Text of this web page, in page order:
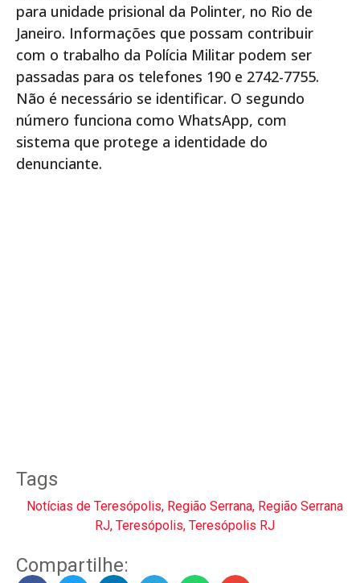
para unidade prisional da Polinter, no Rio de
Janeiro. Informações que possam contribuir
com o trabalho da Polícia Militar podem ser
passadas para os telefones 190 e 2742-7755.
Não é necessário se identificar. O segundo
número funciona como WhatsApp, com
sistema que protege a identidade do
denunciante.
Tags
Notícias de Teresópolis, Região Serrana, Região Serrana
RJ, Teresópolis, Teresópolis RJ
Compartilhe: